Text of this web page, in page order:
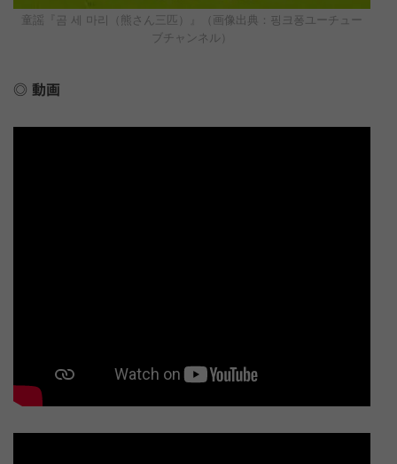
童謡『곰 세 마리（熊さん三匹）』（画像出典：핑크퐁ユーチュー
ブチャンネル）
動画